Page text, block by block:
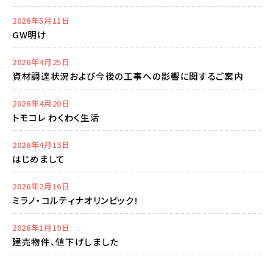
2026年5月11日
GW明け
2026年4月25日
資材調達状況および今後の工事への影響に関するご案内
2026年4月20日
トモコレ わくわく生活
2026年4月13日
はじめまして
2026年2月16日
ミラノ・コルティナオリンピック!
2026年1月19日
建売物件、値下げしました